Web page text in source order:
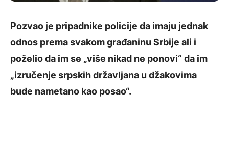
Pozvao je pripadnike policije da imaju jednak
odnos prema svakom građaninu Srbije ali i
poželio da im se „više nikad ne ponovi“ da im
„izručenje srpskih državljana u džakovima
bude nametano kao posao“.